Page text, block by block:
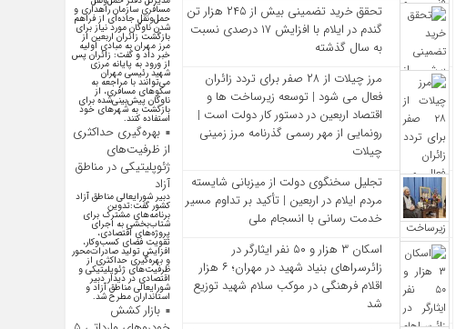
تحقق خرید تضمینی بیش از ۲۴۵ هزار تن
گندم در ایلام با افزایش ۱۷ درصدی نسبت
به سال گذشته
مرز چیلات از ۲۸ صفر برای تردد زائران
فعال می‌ شود | توسعه زیرساخت‌ ها و
اقتصاد اربعین در دستور کار دولت است |
رونمایی از مهر رسمی گذرنامه مرز زمینی
چیلات
تجلیل سخنگوی دولت از میزبانی شایسته
مردم ایلام در اربعین | تأکید بر تداوم مسیر
خدمت‌ رسانی با انسجام ملی
اسکان ۳ هزار و ۵۰ نفر ایثارگر در
زائرسراهای بنیاد شهید در مهران؛ ۶ هزار
اقلام فرهنگی در موکب سلام شهید توزیع
شد
مسافری سازمان راهداری و
حمل‌ونقل جاده‌ای از فراهم
شدن ناوگان مورد نیاز برای
بازگشت زائران اربعین از
مرز مهران به مبادی اولیه
خبر داد و گفت: زائران پس
از ورود به پایانه مرزی
شهید رئیسی مهران
می‌توانند با مراجعه به
سکوهای مسافری، از
ناوگان پیش‌بینی‌شده برای
بازگشت به شهرهای خود
استفاده کنند.
بهره‌گیری حداکثری
از ظرفیت‌های
ژئوپلیتیکی در مناطق
آزاد
دبیر شورایعالی مناطق آزاد
کشور گفت:تدوین
برنامه‌های مشترک برای
شتاب‌بخشی به اجرای
پروژه‌های اقتصادی،
تقویت فضای کسب‌وکار،
افزایش تولید صادرات‌محور
و بهره‌گیری حداکثری از
ظرفیت‌های ژئوپلیتیکی و
اقتصادی در دیدار دبیر
شورایعالی مناطق آزاد و
استانداران مطرح شد.
بازار کشش